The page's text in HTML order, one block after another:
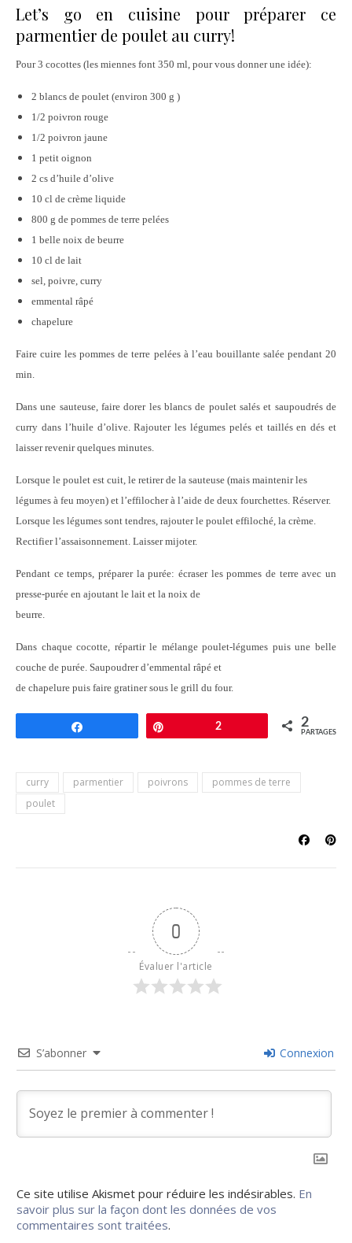
Let’s go en cuisine pour préparer ce
parmentier de poulet au curry!
Pour 3 cocottes (les miennes font 350 ml, pour vous donner une idée):
2 blancs de poulet (environ 300 g )
1/2 poivron rouge
1/2 poivron jaune
1 petit oignon
2 cs d’huile d’olive
10 cl de crème liquide
800 g de pommes de terre pelées
1 belle noix de beurre
10 cl de lait
sel, poivre, curry
emmental râpé
chapelure
Faire cuire les pommes de terre pelées à l’eau bouillante salée pendant 20
min.
Dans une sauteuse, faire dorer les blancs de poulet salés et saupoudrés de
curry dans l’huile d’olive. Rajouter les légumes pelés et taillés en dés et
laisser revenir quelques minutes.
Lorsque le poulet est cuit, le retirer de la sauteuse (mais maintenir les
légumes à feu moyen) et l’effilocher à l’aide de deux fourchettes. Réserver.
Lorsque les légumes sont tendres, rajouter le poulet effiloché, la crème.
Rectifier l’assaisonnement. Laisser mijoter.
Pendant ce temps, préparer la purée: écraser les pommes de terre avec un
presse-purée en ajoutant le lait et la noix de
beurre.
Dans chaque cocotte, répartir le mélange poulet-légumes puis une belle
couche de purée. Saupoudrer d’emmental râpé et
de chapelure puis faire gratiner sous le grill du four.
2 2
PARTAGES
curry parmentier poivrons
pommes de terre
poulet
0
Évaluer l'article
S’abonner Connexion
Ce site utilise Akismet pour réduire les indésirables. En
savoir plus sur la façon dont les données de vos
commentaires sont traitées.